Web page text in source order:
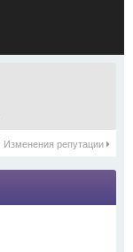
Изменения репутации